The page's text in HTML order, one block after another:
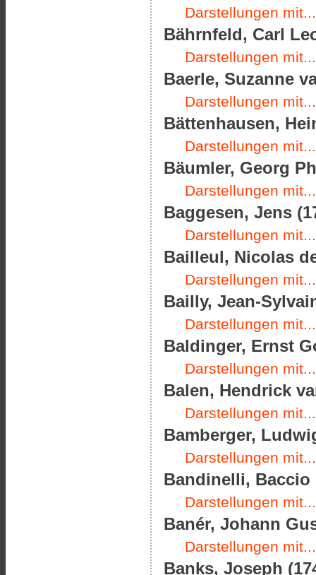
Darstellungen mit...
Bährnfeld, Carl
Darstellungen mit...
Baerle, Suzanne
Darstellungen mit...
Bättenhausen,
Darstellungen mit...
Bäumler, Georg
Darstellungen mit...
Baggesen, Jens
Darstellungen mit...
Bailleul, Nicolas
Darstellungen mit...
Bailly, Jean-
Darstellungen mit...
Baldinger, Ernst
Darstellungen mit...
Balen, Hendrick
Darstellungen mit...
Bamberger,
Darstellungen mit...
Bandinelli, Baccio
Darstellungen mit...
Banér, Johann
Darstellungen mit...
Banks, Joseph